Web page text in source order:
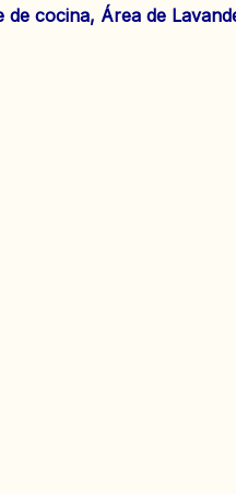
cocina, Área de